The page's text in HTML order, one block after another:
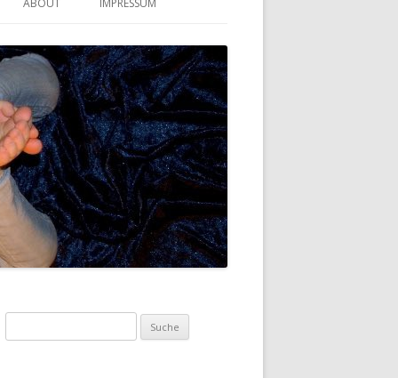
ABOUT IMPRESSUM
HAFTUNGSAUSSCHLUSS
u